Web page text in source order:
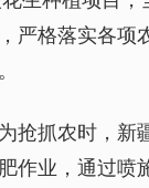
严格落实各
抢抓农时，
作业，通过